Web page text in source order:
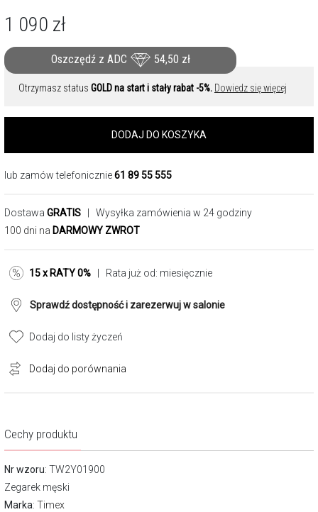
Cechy produktu
Nr wzoru: TW2Y01900
Zegarek męski
Marka: Timex
1 090 zł
Oszczędź z ADC 54,50 zł
Otrzymasz status GOLD na start i stały rabat -5%. Dowiedz się więcej
DODAJ DO KOSZYKA
lub zamów telefonicznie61 89 55 555
Dostawa GRATIS | Wysyłka zamówienia w 24 godziny
100 dni na DARMOWY ZWROT
15 x RATY 0% | Rata już od: miesięcznie
Sprawdź dostępność i zarezerwuj w salonie
Dodaj do listy życzeń
Dodaj do porównania